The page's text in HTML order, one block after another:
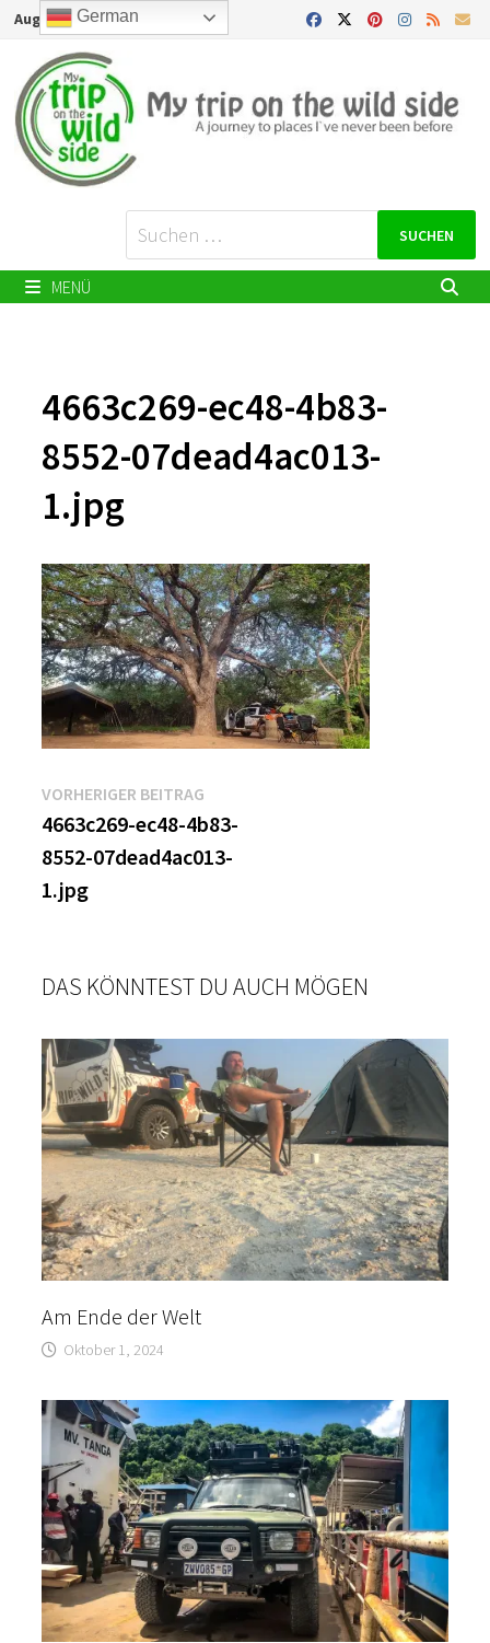
Zurück
Inhalt
August 8, 2026
Suchen
nach:
MENÜ
4663c269-ec48-4b83-
8552-07dead4ac013-
1.jpg
Beitragsnavigation
VORHERIGER BEITRAG
Beitrag:
4663c269-ec48-4b83-
8552-07dead4ac013-
1.jpg
DAS KÖNNTEST DU AUCH MÖGEN
Am Ende der Welt
Oktober 1, 2024
German